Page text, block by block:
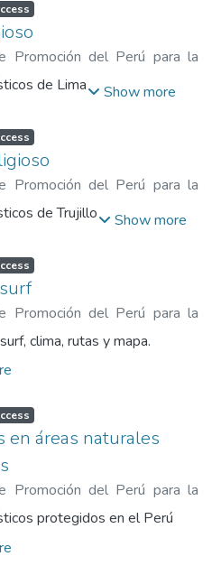
Promoción del Perú para la
y el Turismo,
del Perú para la Exportación
de Lima Show more
Promoción del Perú para la
el Turismo,2019
del Perú para la Exportación
de Trujillo Show more
Promoción del Perú para la
el Turismo,2019)Comisión
clima, rutas y mapa.
en áreas naturales
Promoción del Perú para la
y el Turismo,2019-12
el Turismo
protegidos en el Perú